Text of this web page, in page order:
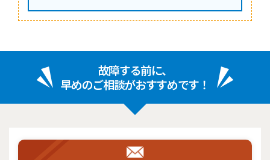
故障する前に、
早めのご相談がおすすめです！